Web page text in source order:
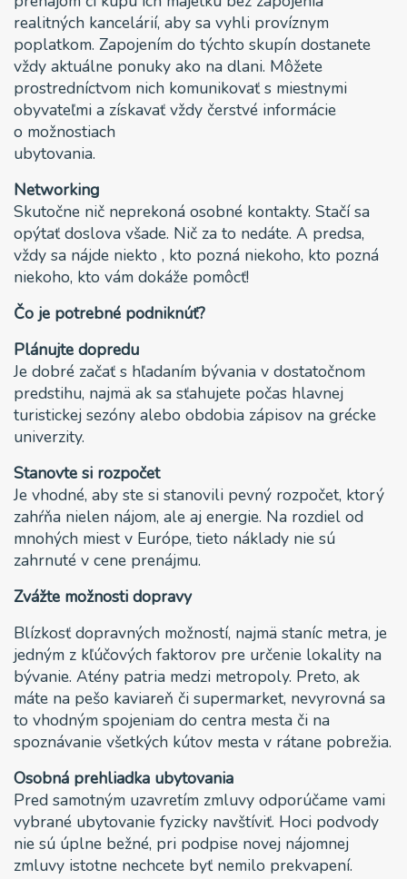
realitných kancelárií, aby sa vyhli províznym
poplatkom. Zapojením do týchto skupín dostanete
vždy aktuálne ponuky ako na dlani. Môžete
prostredníctvom nich komunikovať s miestnymi
obyvateľmi a získavať vždy čerstvé informácie
o možnostiach
ubytovania.
Networking
Skutočne nič neprekoná osobné kontakty. Stačí sa
opýtať doslova všade. Nič za to nedáte. A predsa,
vždy sa nájde niekto , kto pozná niekoho, kto pozná
niekoho, kto vám dokáže pomôcť!
Čo je potrebné podniknúť?
Plánujte dopredu
Je dobré začať s hľadaním bývania v dostatočnom
predstihu, najmä ak sa sťahujete počas hlavnej
turistickej sezóny alebo obdobia zápisov na grécke
univerzity.
Stanovte si rozpočet
Je vhodné, aby ste si stanovili pevný rozpočet, ktorý
zahŕňa nielen nájom, ale aj energie. Na rozdiel od
mnohých miest v Európe, tieto náklady nie sú
zahrnuté v cene prenájmu.
Zvážte možnosti dopravy
Blízkosť dopravných možností, najmä staníc metra, je
jedným z kľúčových faktorov pre určenie lokality na
bývanie. Atény patria medzi metropoly. Preto, ak
máte na pešo kaviareň či supermarket, nevyrovná sa
to vhodným spojeniam do centra mesta či na
spoznávanie všetkých kútov mesta v rátane pobrežia.
Osobná prehliadka ubytovania
Pred samotným uzavretím zmluvy odporúčame vami
vybrané ubytovanie fyzicky navštíviť. Hoci podvody
nie sú úplne bežné, pri podpise novej nájomnej
zmluvy istotne nechcete byť nemilo prekvapení.